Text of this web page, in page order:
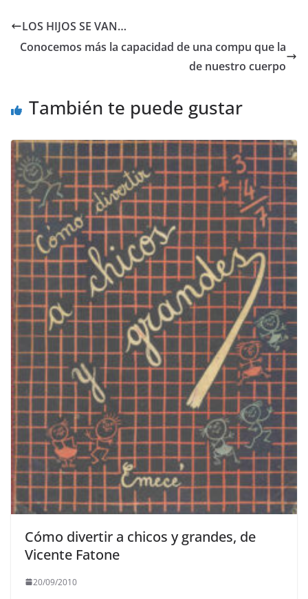
e
b
k
er l
A a Li
n
LOS HIJOS SE VAN…
Conocemos más la capacidad de una compu que la
de nuestro cuerpo
También te puede gustar
Cómo divertir a chicos y grandes, de
Vicente Fatone
20/09/2010